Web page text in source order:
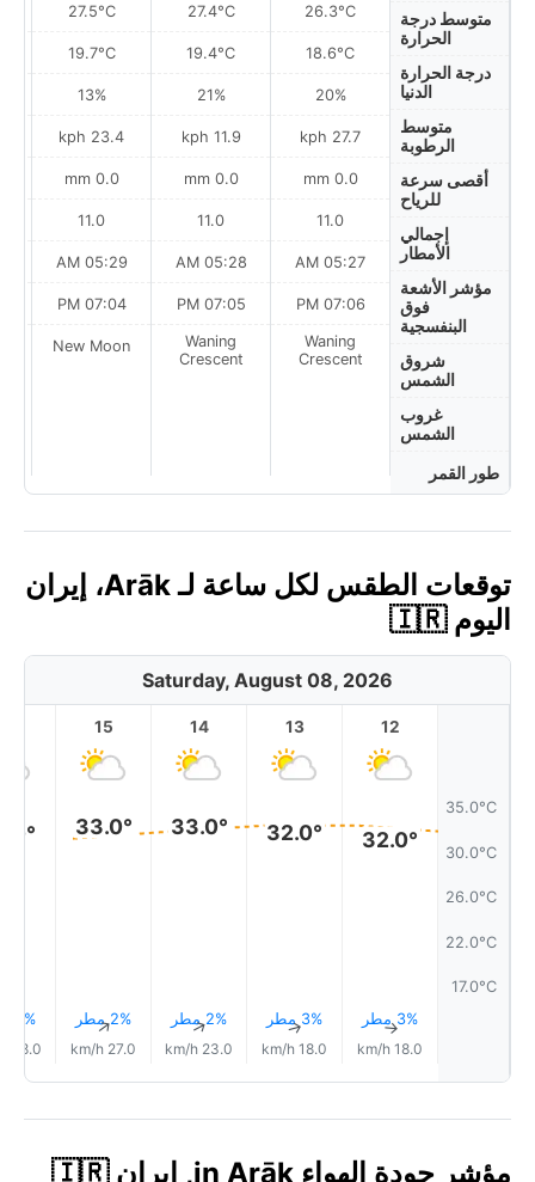
متوسط درجة
الحرارة
درجة الحرارة
الدنيا
متوسط
الرطوبة
أقصى سرعة
للرياح
إجمالي
الأمطار
مؤشر الأشعة
فوق
البنفسجية
شروق
الشمس
غروب
الشمس
طور القمر
26.3°C
18.6°C
20%
27.7 kph
0.0 mm
11.0
05:27 AM
07:06 PM
Waning
Crescent
27.4°C
19.4°C
21%
11.9 kph
0.0 mm
11.0
05:28 AM
07:05 PM
Waning
Crescent
27.5°C
19.7°C
13%
23.4 kph
0.0 mm
11.0
05:29 AM
07:04 PM
New Moon
توقعات الطقس لكل ساعة لـ Arāk، إيران
اليوم 🇮🇷
Saturday, August 08, 2026
35.0°C
30.0°C
26.0°C
22.0°C
17.0°C
12
32.0°
3% مطر↑
18.0 km/h
13
32.0°
3% مطر↑
18.0 km/h
14
33.0°
2% مطر↑
23.0 km/h
15
33.0°
2% مطر↑
27.0 km/h
3% مطر
28.0 km/h
مؤشر جودة الهواء in Arāk, إيران 🇮🇷